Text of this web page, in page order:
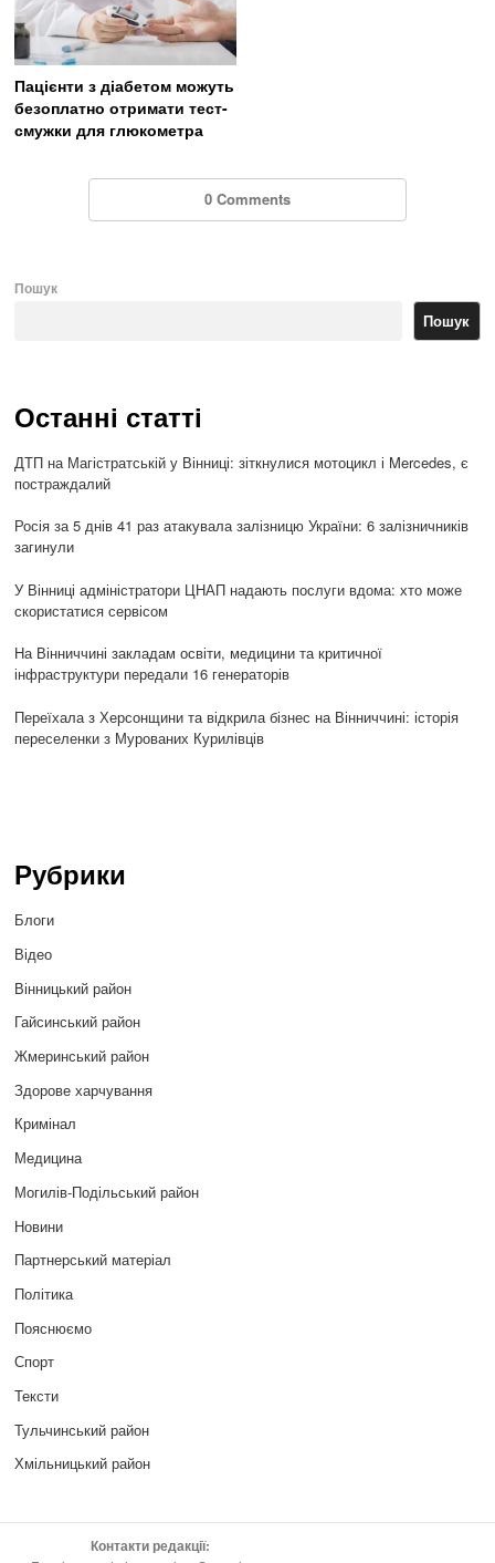
Пацієнти з діабетом можуть
безоплатно отримати тест-
смужки для глюкометра
0 Comments
Пошук
Пошук
Останні статті
ДТП на Магістратській у Вінниці: зіткнулися мотоцикл і Mercedes, є
постраждалий
Росія за 5 днів 41 раз атакувала залізницю України: 6 залізничників
загинули
У Вінниці адміністратори ЦНАП надають послуги вдома: хто може
скористатися сервісом
На Вінниччині закладам освіти, медицини та критичної
інфраструктури передали 16 генераторів
Переїхала з Херсонщини та відкрила бізнес на Вінниччині: історія
переселенки з Мурованих Курилівців
Рубрики
Блоги
Відео
Вінницький район
Гайсинський район
Жмеринський район
Здорове харчування
Кримінал
Медицина
Могилів-Подільський район
Новини
Партнерський матеріал
Політика
Пояснюємо
Спорт
Тексти
Тульчинський район
Хмільницький район
Контакти редакції: